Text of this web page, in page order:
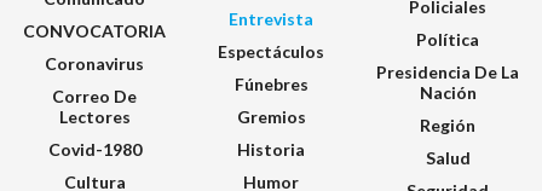
CONVOCATORIA
Coronavirus
Correo De
Lectores
Covid-1980
Cultura
Entrevista
Espectáculos
Fúnebres
Gremios
Historia
Humor
Policiales
Política
Presidencia De La
Nación
Región
Salud